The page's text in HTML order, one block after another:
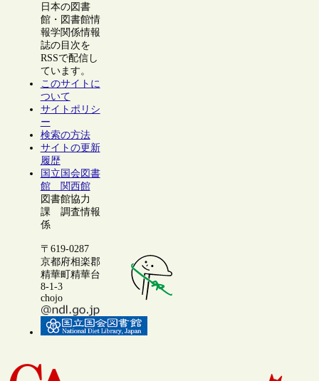
日本の図書
館・図書館情
報学関係情報
誌の目次を
RSSで配信し
ています。
このサイトに
ついて
サイトポリシ
ー
検索の方法
サイトの更新
履歴
国立国会図書
館 関西館
図書館協力
課 調査情報
係
〒619-0287
京都府相楽郡
精華町精華台
8-1-3
chojo